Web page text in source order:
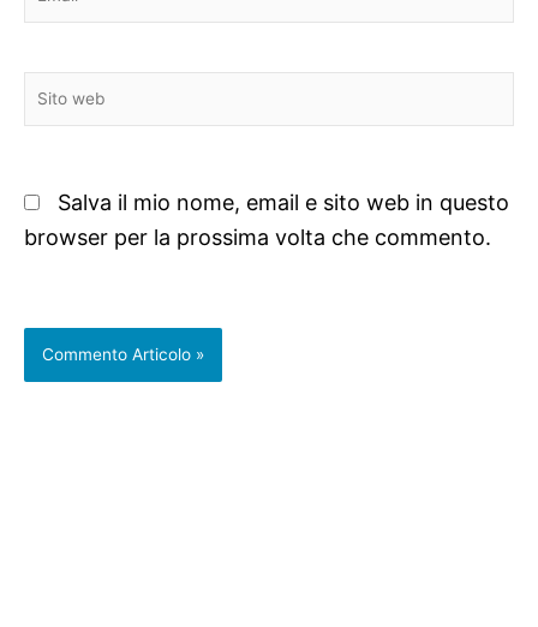
Sito
web
Salva il mio nome, email e sito web in questo
browser per la prossima volta che commento.